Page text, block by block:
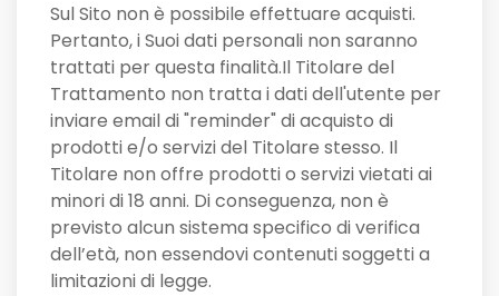
Sul Sito non è possibile effettuare acquisti.
Pertanto, i Suoi dati personali non saranno
trattati per questa finalità.Il Titolare del
Trattamento non tratta i dati dell'utente per
inviare email di "reminder" di acquisto di
prodotti e/o servizi del Titolare stesso. Il
Titolare non offre prodotti o servizi vietati ai
minori di 18 anni. Di conseguenza, non è
previsto alcun sistema specifico di verifica
dell’età, non essendovi contenuti soggetti a
limitazioni di legge.